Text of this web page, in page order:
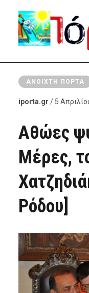
ΑΝΟΙΧΤΉ ΠΌΡΤΑ
iporta.gr / 5
Αθώες
Μέρες,
Ρόδου]